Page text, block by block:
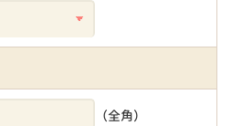
（全角）